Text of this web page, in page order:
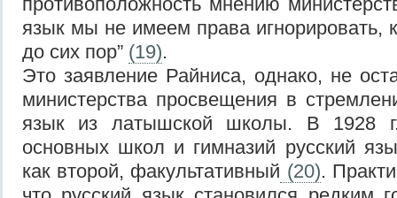
язык мы не имеем права игнорировать,
до сих пор” (19).
Это заявление Райниса, однако, не
министерства просвещения в
язык из латышской школы. В 1928
основных школ и гимназий русский
как второй, факультативный (20).